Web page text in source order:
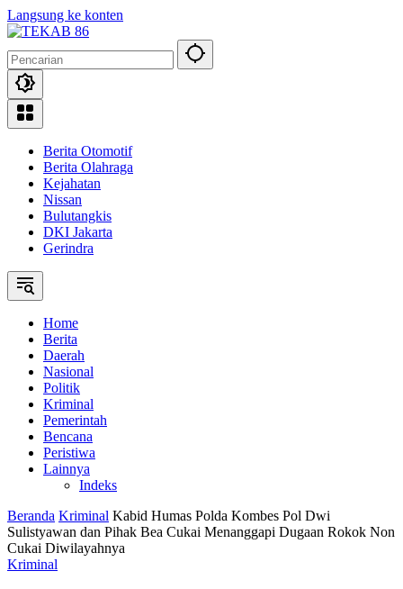
Langsung ke konten
Berita Otomotif
Berita Olahraga
Kejahatan
Nissan
Bulutangkis
DKI Jakarta
Gerindra
Home
Berita
Daerah
Nasional
Politik
Kriminal
Pemerintah
Bencana
Peristiwa
Lainnya
Indeks
Beranda Kriminal Kabid Humas Polda Kombes Pol Dwi
Sulistyawan dan Pihak Bea Cukai Menanggapi Dugaan Rokok Non
Cukai Diwilayahnya
Kriminal